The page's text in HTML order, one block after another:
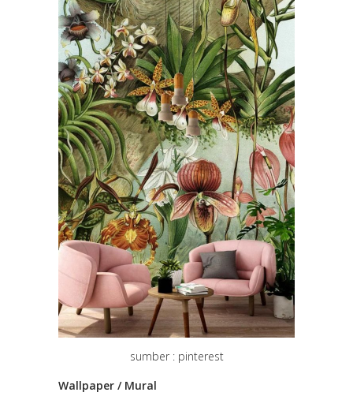
sumber : pinterest
Wallpaper / Mural